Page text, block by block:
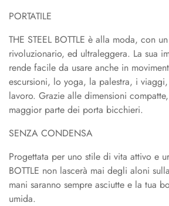
PORTATILE
THE STEEL BOTTLE è alla moda, con
rivoluzionario, ed ultraleggera. La sua
rende facile da usare anche in
escursioni, lo yoga, la palestra, i
lavoro. Grazie alle dimensioni
maggior parte dei porta bicchieri.
SENZA CONDENSA
Progettata per uno stile di vita attivo e
BOTTLE non lascerà mai degli aloni
mani saranno sempre asciutte e la tua
umida.